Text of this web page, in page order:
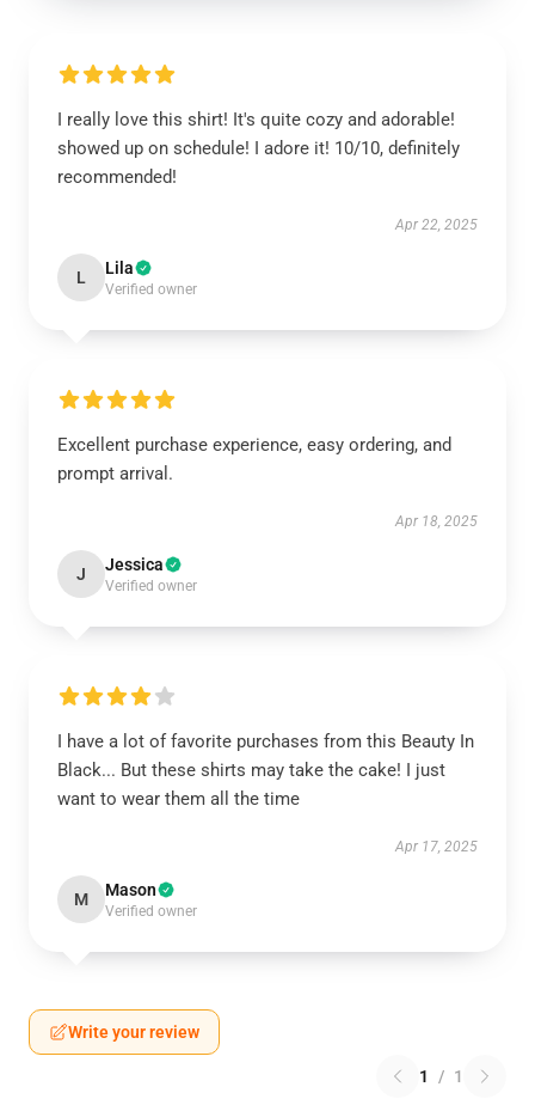
I really love this shirt! It's quite cozy and adorable!
showed up on schedule! I adore it! 10/10, definitely
recommended!
Apr 22, 2025
L Lila
Verified owner
Excellent purchase experience, easy ordering, and
prompt arrival.
Apr 18, 2025
J Jessica
Verified owner
I have a lot of favorite purchases from this Beauty In
Black... But these shirts may take the cake! I just
want to wear them all the time
Apr 17, 2025
M Mason
Verified owner
Write your review
1 / 1